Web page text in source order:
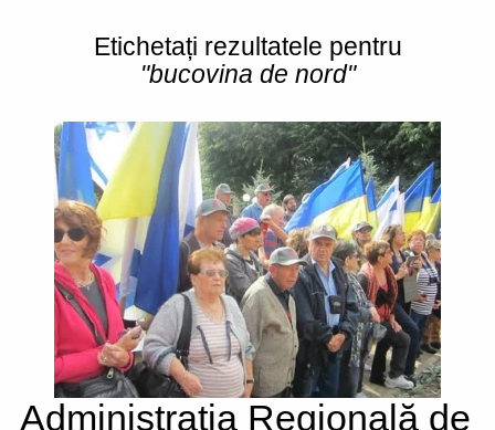
Etichetați rezultatele pentru
"bucovina de nord"
Administrația Regională de